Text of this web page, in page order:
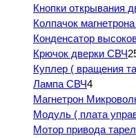
Кнопки открывания
Колпачок
Конденсатор
Крючок дверки СВЧ
Куплер ( вращения
Лампа СВЧ4
Магнетрон
Модуль ( плата
Мотор привода